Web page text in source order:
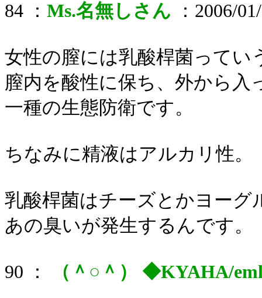
84 ： Ms.名無しさん ：2006/
女性の膣には乳酸桿菌ってい
膣内を酸性に保ち、外から
一種の生態防衛です。
ちなみに精液はアルカリ性。
乳酸桿菌はチーズとかヨー
あの臭いが発生するんです。
90 ： （＾○＾） ◆KYAHA/